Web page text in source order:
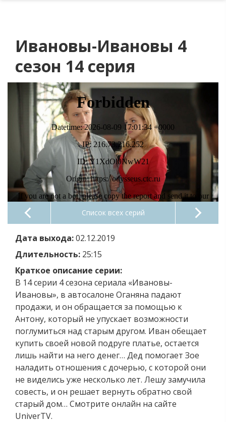
Ивановы-Ивановы 4
сезон 14 серия
Список всех серий
Дата выхода:02.12.2019
Длительность: 25:15
Краткое описание серии:
В 14 серии 4 сезона сериала «Ивановы-
Ивановы», в автосалоне Оганяна падают
продажи, и он обращается за помощью к
Антону, который не упускает возможности
поглумиться над старым другом. Иван обещает
купить своей новой подруге платье, остается
лишь найти на него денег… Дед помогает Зое
наладить отношения с дочерью, с которой они
не виделись уже несколько лет. Лешу замучила
совесть, и он решает вернуть обратно свой
старый дом… Смотрите онлайн на сайте
UniverTV.